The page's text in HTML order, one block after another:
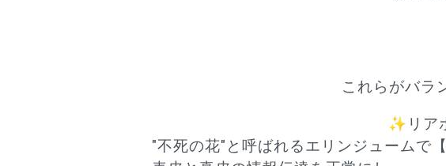
これらがバラ
✨リア
"不死の花"と呼ばれるエリンジュームで